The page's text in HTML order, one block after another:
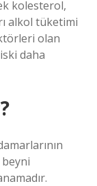
kolesterol,
alkol tüketimi
olan
daha
beyni